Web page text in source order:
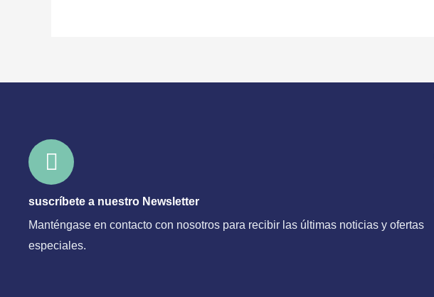
suscríbete a nuestro Newsletter
Manténgase en contacto con nosotros para recibir las últimas noticias y ofertas
especiales.